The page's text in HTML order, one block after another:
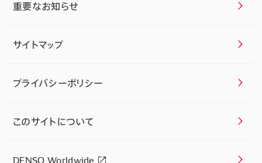
重要なお知らせ
サイトマップ
プライバシーポリシー
このサイトについて
DENSO Worldwide